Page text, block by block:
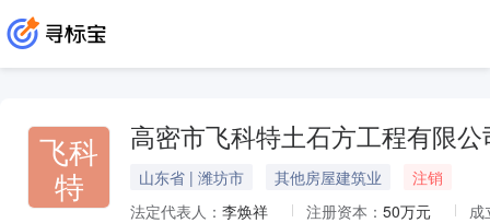
飞科
特
高密市飞科特土石方工程有限公
山东省 | 潍坊市 其他房屋建筑业
注销
法定代表人： 李焕祥 注册资本： 50万元
成